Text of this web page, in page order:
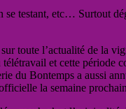
testant, etc… Surtout
toute l’actualité de la
et cette
du Bontemps a aussi
la semaine